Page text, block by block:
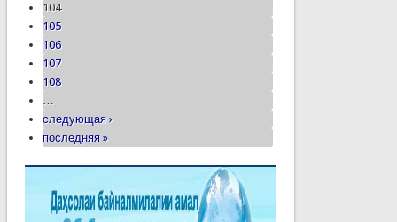
104
105
106
107
108
…
следующая ›
последняя »